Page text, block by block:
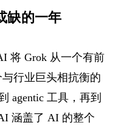
缺的一年
将 Grok 从一个有前
行业巨头相抗衡的
agentic 工具，再到
涵盖了 AI 的整个